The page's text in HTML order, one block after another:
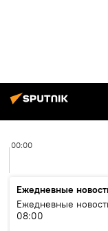
00:00
Ежедневные
Ежедневные
08:00